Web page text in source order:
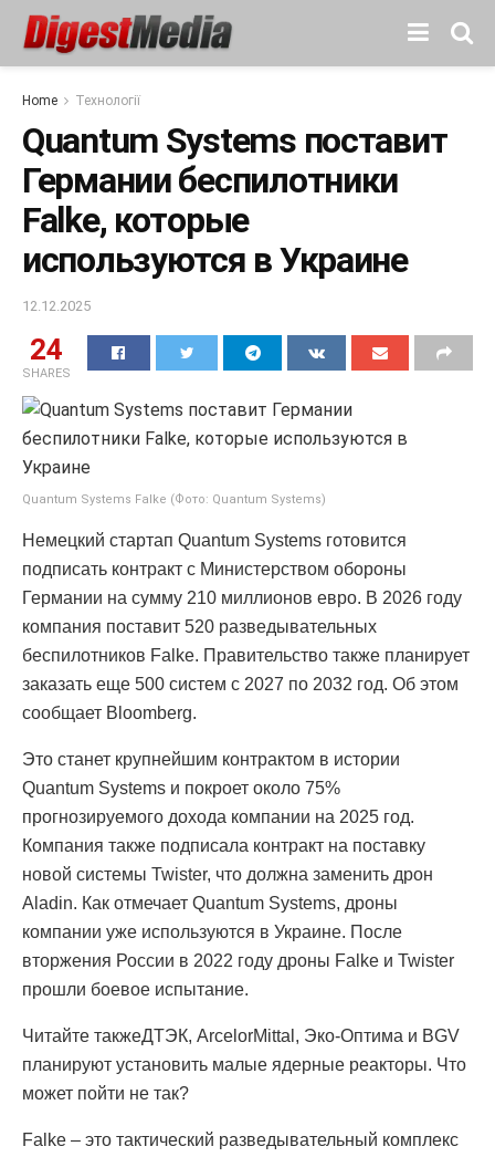
Home Технології
Quantum Systems поставит
Германии беспилотники
Falke, которые
используются в Украине
12.12.2025
24
SHARES
Quantum Systems Falke (Фото: Quantum Systems)
Немецкий стартап Quantum Systems готовится
подписать контракт с Министерством обороны
Германии на сумму 210 миллионов евро. В 2026 году
компания поставит 520 разведывательных
беспилотников Falke. Правительство также планирует
заказать еще 500 систем с 2027 по 2032 год. Об этом
сообщает Bloomberg.
Это станет крупнейшим контрактом в истории
Quantum Systems и покроет около 75%
прогнозируемого дохода компании на 2025 год.
Компания также подписала контракт на поставку
новой системы Twister, что должна заменить дрон
Aladin. Как отмечает Quantum Systems, дроны
компании уже используются в Украине. После
вторжения России в 2022 году дроны Falke и Twister
прошли боевое испытание.
Читайте такжеДТЭК, ArcelorMittal, Эко-Оптима и BGV
планируют установить малые ядерные реакторы. Что
может пойти не так?
Falke – это тактический разведывательный комплекс